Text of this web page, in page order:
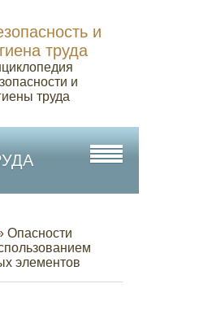
и
труда
и
труда
Опасности
элементов